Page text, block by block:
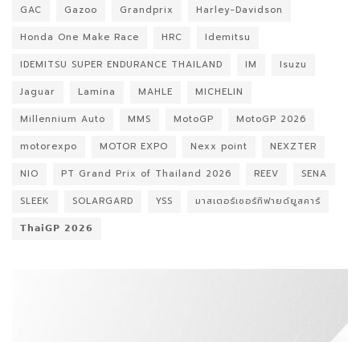
GAC
Gazoo Grandprix
Harley-Davidson
Honda One Make Race
HRC
Idemitsu
IDEMITSU SUPER ENDURANCE THAILAND
IM
Isuzu
Jaguar
Lamina MAHLE
MICHELIN
Millennium Auto
MMS MotoGP
MotoGP 2026
motorexpo
MOTOR EXPO Nexx point
NEXZTER
NIO
PT Grand Prix of Thailand 2026 REEV
SENA
SLEEK
SOLARGARD YSS
มาสเตอร์เซอร์ทิฟายด์ยูสคาร์
𝗧𝗵𝗮𝗶𝗚𝗣 𝟮𝟬𝟮𝟲